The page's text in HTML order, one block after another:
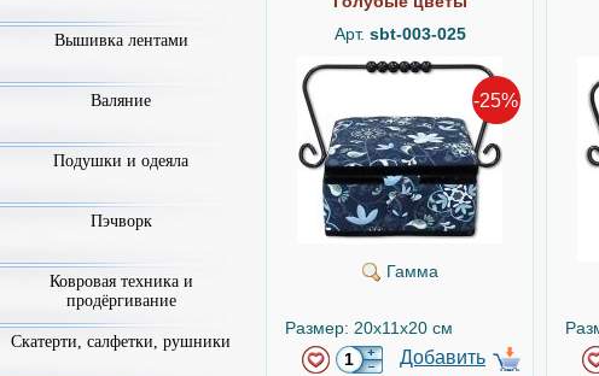
Арт. sbt-003-025
-25%
Гамма
Размер: 20x11x20 см
Добавить
Вышивка лентами
Валяние
Подушки и одеяла
Пэчворк
Ковровая техника и
продёргивание
Скатерти, салфетки, рушники